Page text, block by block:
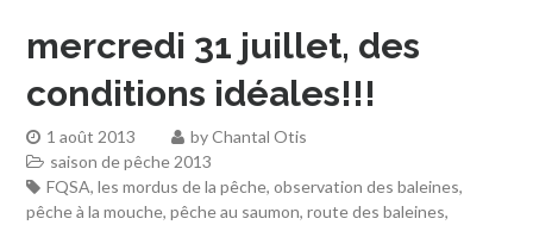
mercredi 31 juillet, des
conditions idéales!!!
1 août 2013 byChantal Otis
saison de pêche 2013
FQSA,les mordus de la pêche,observation des baleines,
pêche à la mouche,pêche au saumon,route des baleines,